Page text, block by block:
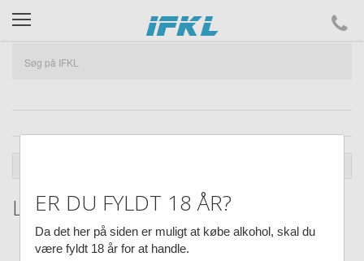
ifkl
Large classic caramel 550g
ER DU FYLDT 18 ÅR?
Da det her på siden er muligt at købe alkohol, skal du
være fyldt 18 år for at handle.